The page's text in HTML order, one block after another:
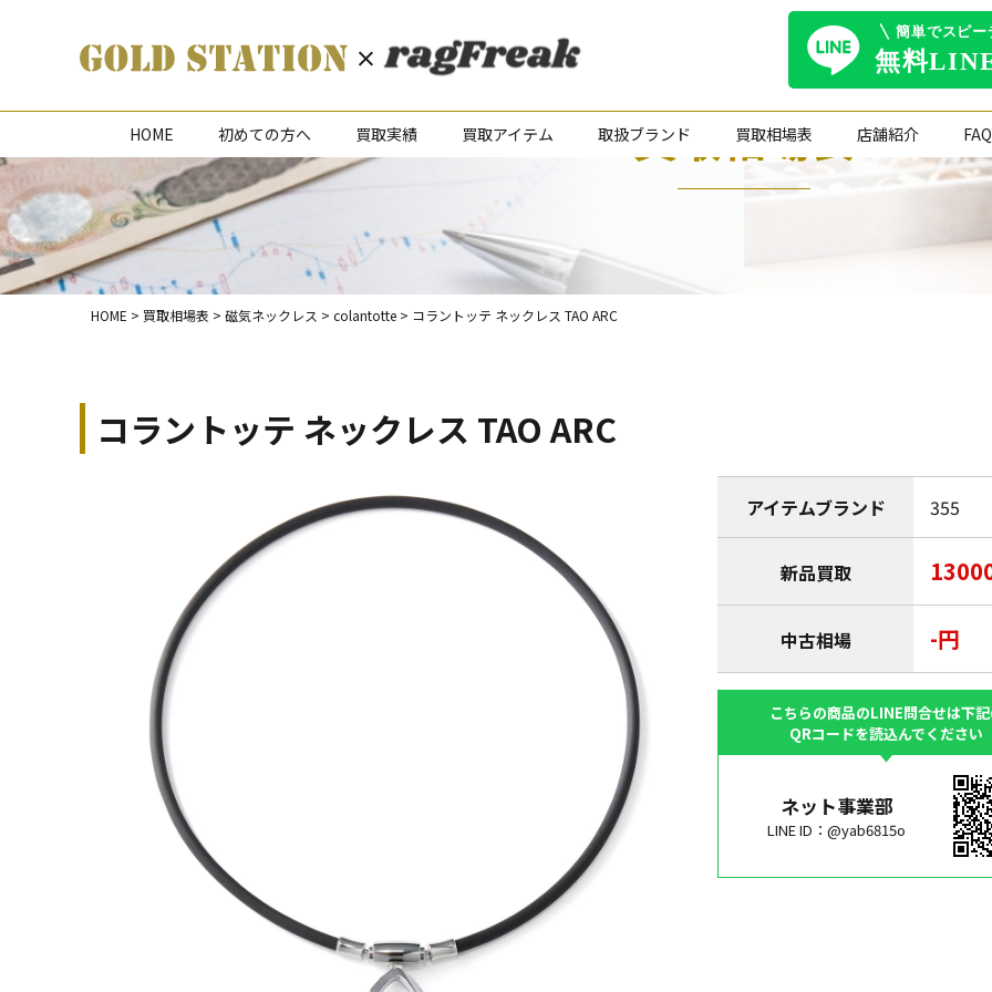
HOME 初めての方へ 買取実績 買取アイテム 取扱ブランド 買取相場表 店舗紹介 FAQ
買取相場表
HOME > 買取相場表 > 磁気ネックレス > colantotte > コラントッテ ネックレス TAO ARC
コラントッテ ネックレス TAO ARC
アイテムブランド 355
新品買取
中古相場 -円
こちらの商品のLINE問合せは下
QRコードを読込んでください
ネット事業部
LINE ID：@yab6815o